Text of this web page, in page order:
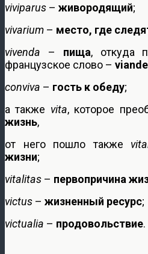
viviparus – живородящий;
vivarium – место, где
vivenda – пища, откуда
французское слово – viande
conviva – гость к обеду;
а также vita, которое
жизнь,
от него пошло также
жизни;
vitalitas – первопричина
victus – жизненный ресурс;
victualia – продовольствие.